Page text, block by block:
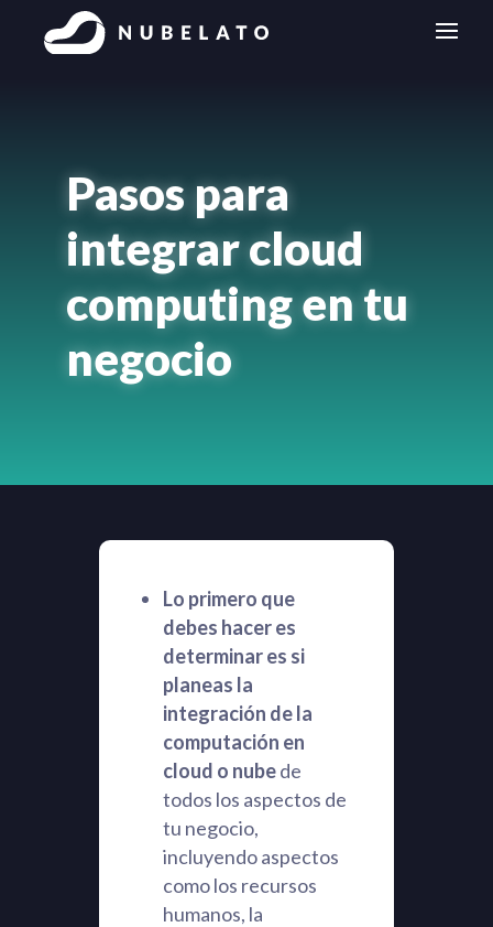
Pasos para
integrar cloud
computing en tu
negocio
Lo primero que
debes hacer es
determinar es si
planeas la
integración de la
computación en
cloud o nubede
todos los aspectos de
tu negocio,
incluyendo aspectos
como los recursos
humanos, la